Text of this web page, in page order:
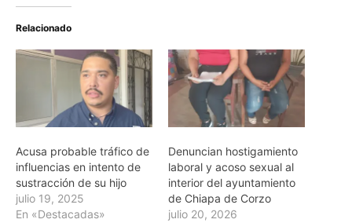
Relacionado
Acusa probable tráfico de
influencias en intento de
sustracción de su hijo
julio 19, 2025
En «Destacadas»
Denuncian hostigamiento
laboral y acoso sexual al
interior del ayuntamiento
de Chiapa de Corzo
julio 20, 2026